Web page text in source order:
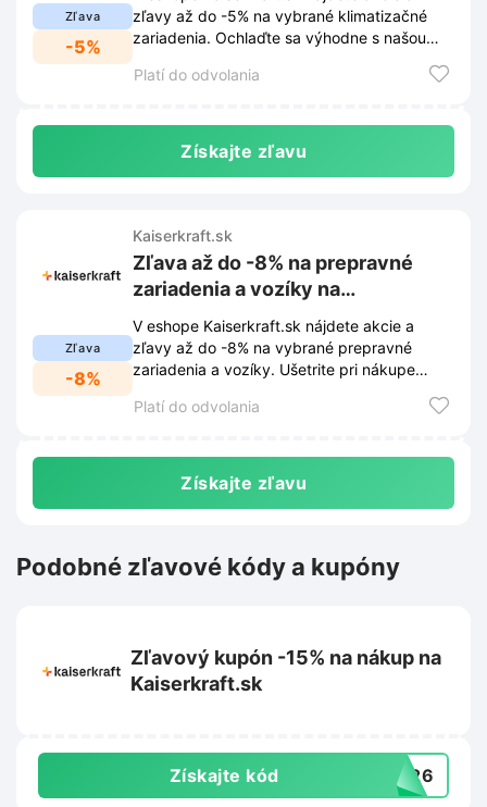
Zľava
-5%
zľavy až do -5% na vybrané klimatizačné
zariadenia. Ochlaďte sa výhodne s našou
Platí do odvolania
Získajte zľavu
Zľava
-8%
Kaiserkraft.sk
Zľava až do -8% na prepravné
zariadenia a vozíky na
Kaiserkraft.sk
V eshope Kaiserkraft.sk nájdete akcie a
zľavy až do -8% na vybrané prepravné
zariadenia a vozíky. Ušetrite pri nákupe
Platí do odvolania
Získajte zľavu
Podobné zľavové kódy a kupóny
Zľavový kupón -15% na nákup na
Kaiserkraft.sk
Získajte kód RT26